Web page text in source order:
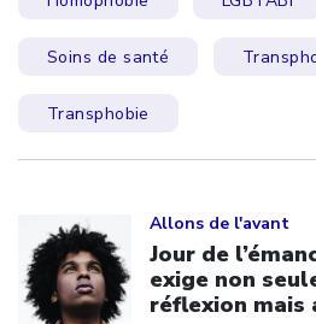
Soins de santé
Transphobie
Allons de l'avant
Jour de
exige non
réflexion mais